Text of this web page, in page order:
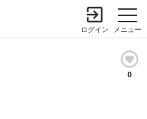
メニュー
ログイン
0